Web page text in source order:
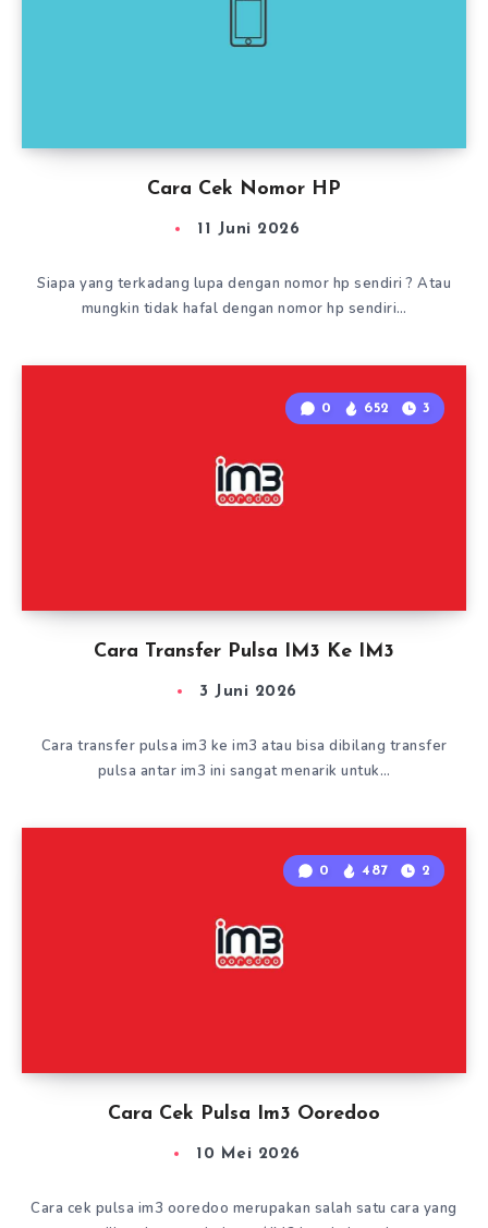
Cara Cek Nomor HP
11 Juni 2026
Siapa yang terkadang lupa dengan nomor hp sendiri ? Atau
mungkin tidak hafal dengan nomor hp sendiri…
Cara Transfer Pulsa IM3 Ke IM3
0 652 3
3 Juni 2026
Cara transfer pulsa im3 ke im3 atau bisa dibilang transfer
pulsa antar im3 ini sangat menarik untuk…
Cara Cek Pulsa Im3 Ooredoo
0 487 2
10 Mei 2026
Cara cek pulsa im3 ooredoo merupakan salah satu cara yang